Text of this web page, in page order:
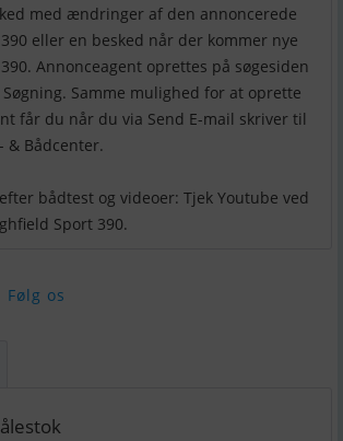
med ændringer af den annoncerede
eller en besked når der kommer nye
Annonceagent oprettes på søgesiden
Samme mulighed for at oprette
får du når du via Send E-mail skriver til
& Bådcenter.
bådtest og videoer: Tjek Youtube ved
Følg os